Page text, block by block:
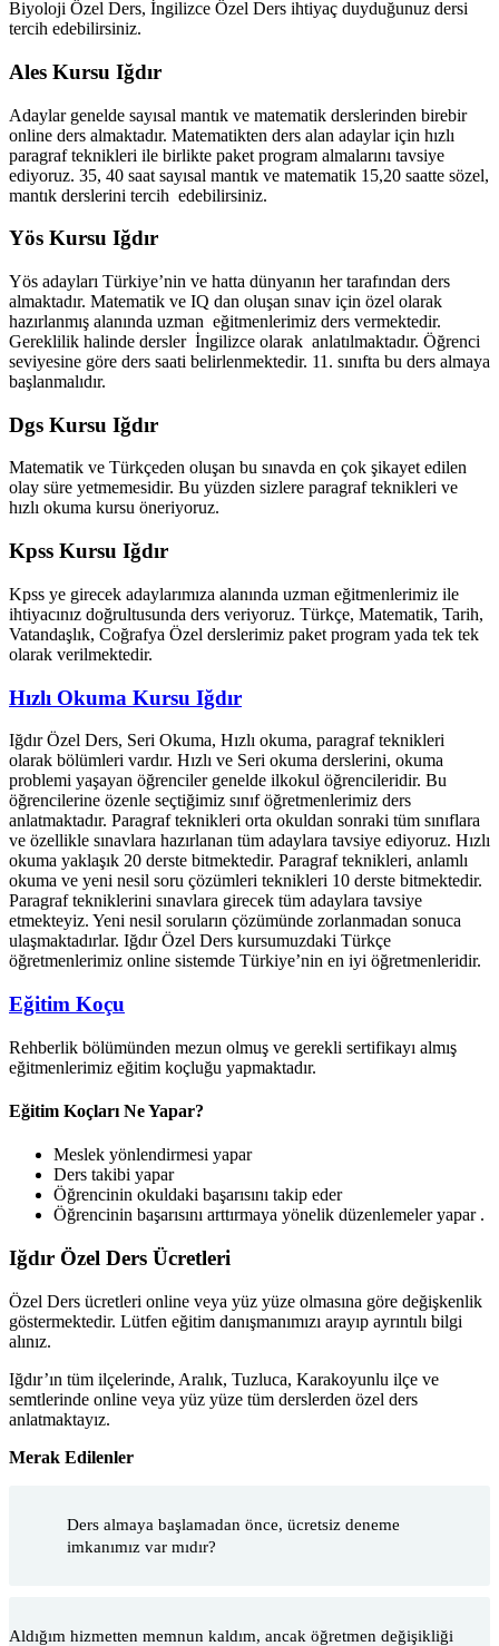
Biyoloji Özel Ders, İngilizce Özel Ders ihtiyaç duyduğunuz dersi
tercih edebilirsiniz.
Ales Kursu Iğdır
Adaylar genelde sayısal mantık ve matematik derslerinden birebir
online ders almaktadır. Matematikten ders alan adaylar için hızlı
paragraf teknikleri ile birlikte paket program almalarını tavsiye
ediyoruz. 35, 40 saat sayısal mantık ve matematik 15,20 saatte sözel,
mantık derslerini tercih edebilirsiniz.
Yös Kursu Iğdır
Yös adayları Türkiye’nin ve hatta dünyanın her tarafından ders
almaktadır. Matematik ve IQ dan oluşan sınav için özel olarak
hazırlanmış alanında uzman eğitmenlerimiz ders vermektedir.
Gereklilik halinde dersler İngilizce olarak anlatılmaktadır. Öğrenci
seviyesine göre ders saati belirlenmektedir. 11. sınıfta bu ders almaya
başlanmalıdır.
Dgs Kursu Iğdır
Matematik ve Türkçeden oluşan bu sınavda en çok şikayet edilen
olay süre yetmemesidir. Bu yüzden sizlere paragraf teknikleri ve
hızlı okuma kursu öneriyoruz.
Kpss Kursu Iğdır
Kpss ye girecek adaylarımıza alanında uzman eğitmenlerimiz ile
ihtiyacınız doğrultusunda ders veriyoruz. Türkçe, Matematik, Tarih,
Vatandaşlık, Coğrafya Özel derslerimiz paket program yada tek tek
olarak verilmektedir.
Hızlı Okuma Kursu Iğdır
Iğdır Özel Ders, Seri Okuma, Hızlı okuma, paragraf teknikleri
olarak bölümleri vardır. Hızlı ve Seri okuma derslerini, okuma
problemi yaşayan öğrenciler genelde ilkokul öğrencileridir. Bu
öğrencilerine özenle seçtiğimiz sınıf öğretmenlerimiz ders
anlatmaktadır. Paragraf teknikleri orta okuldan sonraki tüm sınıflara
ve özellikle sınavlara hazırlanan tüm adaylara tavsiye ediyoruz. Hızlı
okuma yaklaşık 20 derste bitmektedir. Paragraf teknikleri, anlamlı
okuma ve yeni nesil soru çözümleri teknikleri 10 derste bitmektedir.
Paragraf tekniklerini sınavlara girecek tüm adaylara tavsiye
etmekteyiz. Yeni nesil soruların çözümünde zorlanmadan sonuca
ulaşmaktadırlar. Iğdır Özel Ders kursumuzdaki Türkçe
öğretmenlerimiz online sistemde Türkiye’nin en iyi öğretmenleridir.
Eğitim Koçu
Rehberlik bölümünden mezun olmuş ve gerekli sertifikayı almış
eğitmenlerimiz eğitim koçluğu yapmaktadır.
Eğitim Koçları Ne Yapar?
Meslek yönlendirmesi yapar
Ders takibi yapar
Öğrencinin okuldaki başarısını takip eder
Öğrencinin başarısını arttırmaya yönelik düzenlemeler yapar .
Iğdır Özel Ders Ücretleri
Özel Ders ücretleri online veya yüz yüze olmasına göre değişkenlik
göstermektedir. Lütfen eğitim danışmanımızı arayıp ayrıntılı bilgi
alınız.
Iğdır’ın tüm ilçelerinde, Aralık, Tuzluca, Karakoyunlu ilçe ve
semtlerinde online veya yüz yüze tüm derslerden özel ders
anlatmaktayız.
Merak Edilenler
Ders almaya başlamadan önce, ücretsiz deneme
imkanımız var mıdır?
Aldığım hizmetten memnun kaldım, ancak öğretmen değişikliği